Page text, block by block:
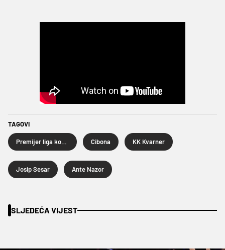
TAGOVI
Cibona KK Kvarner
Josip Sesar Ante Nazor
SLJEDEĆA VIJEST